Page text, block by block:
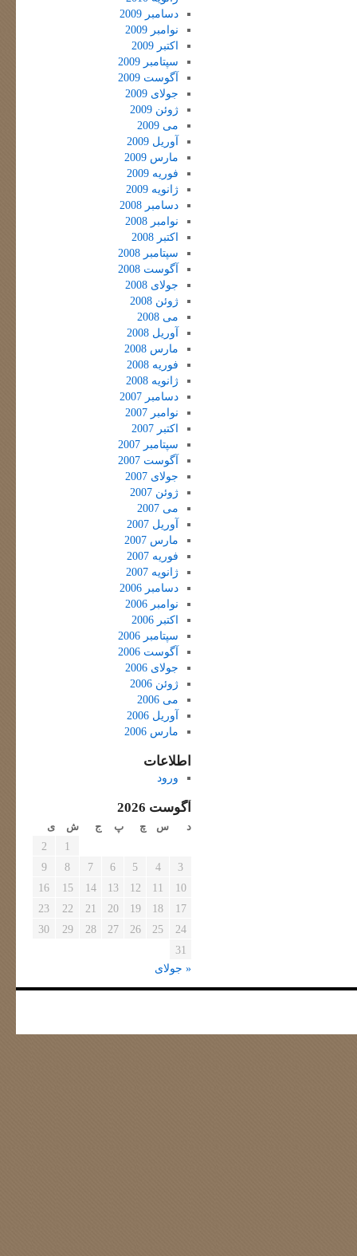
دسامبر 2009
نوامبر 2009
اکتبر 2009
سپتامبر 2009
آگوست 2009
جولای 2009
ژوئن 2009
می 2009
آوریل 2009
مارس 2009
فوریه 2009
ژانویه 2009
دسامبر 2008
نوامبر 2008
اکتبر 2008
سپتامبر 2008
آگوست 2008
جولای 2008
ژوئن 2008
می 2008
آوریل 2008
مارس 2008
فوریه 2008
ژانویه 2008
دسامبر 2007
نوامبر 2007
اکتبر 2007
سپتامبر 2007
آگوست 2007
جولای 2007
ژوئن 2007
می 2007
آوریل 2007
مارس 2007
فوریه 2007
ژانویه 2007
دسامبر 2006
نوامبر 2006
اکتبر 2006
سپتامبر 2006
آگوست 2006
جولای 2006
ژوئن 2006
می 2006
آوریل 2006
مارس 2006
اطلاعات
ورود
آگوست 2026
د س چ پ ج ش ی
1
2
3
4
5
6
7
8
9
10
11
12
13
14
15
16
17
18
19
20
21
22
23
24
25
26
27
28
29
30
31
« جولای